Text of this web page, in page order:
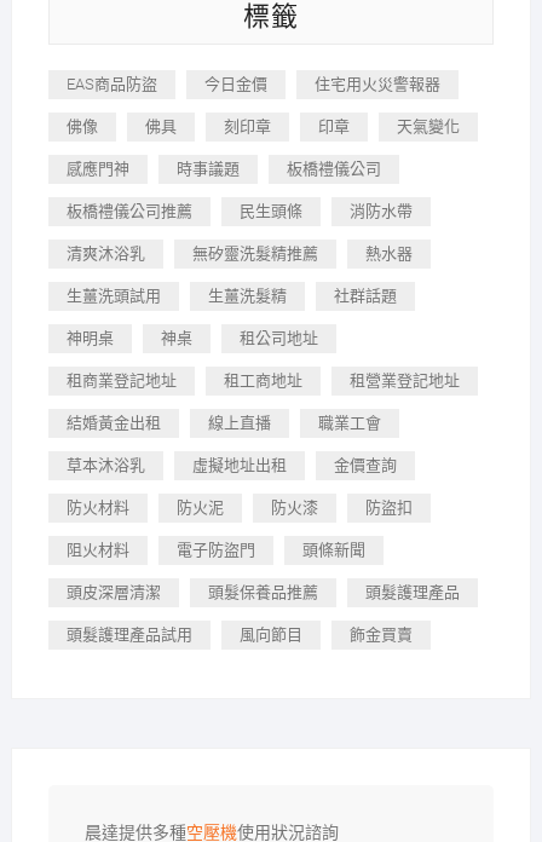
標籤
EAS商品防盜 今日金價 住宅用火災警報器
佛像 佛具 刻印章 印章 天氣變化
感應門神 時事議題 板橋禮儀公司
板橋禮儀公司推薦 民生頭條 消防水帶
清爽沐浴乳 無矽靈洗髮精推薦 熱水器
生薑洗頭試用 生薑洗髮精 社群話題
神明桌 神桌 租公司地址
租商業登記地址 租工商地址 租營業登記地址
結婚黃金出租 線上直播 職業工會
草本沐浴乳 虛擬地址出租 金價查詢
防火材料 防火泥 防火漆 防盜扣
阻火材料 電子防盜門 頭條新聞
頭皮深層清潔 頭髮保養品推薦 頭髮護理產品
頭髮護理產品試用 風向節目 飾金買賣
晨達提供多種空壓機使用狀況諮詢